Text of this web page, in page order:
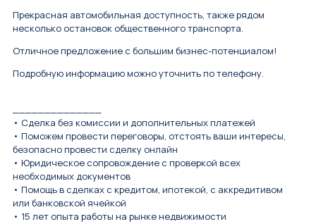
Прекрасная автомобильная доступность, также рядом
несколько остановок общественного транспорта.
Отличное предложение с большим бизнес-потенциалом!
Подробную информацию можно уточнить по телефону.
• Сделка без комиссии и дополнительных платежей
• Поможем провести переговоры, отстоять ваши интересы,
безопасно провести сделку онлайн
• Юридическое сопровождение с проверкой всех
необходимых документов
• Помощь в сделках с кредитом, ипотекой, с аккредитивом
или банковской ячейкой
• 15 лет опыта работы на рынке недвижимости